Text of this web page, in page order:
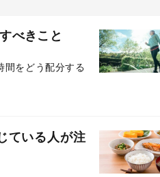
べきこと
間をどう配分する
ている人が注